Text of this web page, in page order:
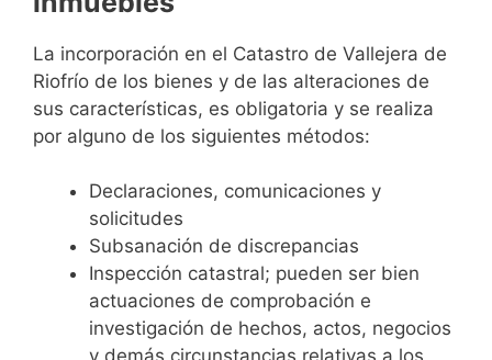
La incorporación en el Catastro de Vallejera de
Riofrío de los bienes y de las alteraciones de
sus características, es obligatoria y se realiza
por alguno de los siguientes métodos:
Declaraciones, comunicaciones y
solicitudes
Subsanación de discrepancias
Inspección catastral; pueden ser bien
actuaciones de comprobación e
investigación de hechos, actos, negocios